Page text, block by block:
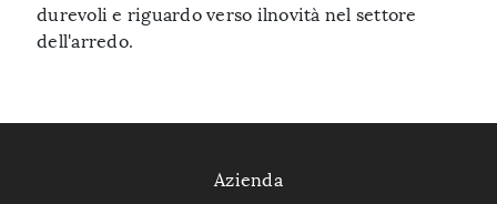
durevoli e riguardo verso ilnovità nel settore
dell'arredo.
Azienda